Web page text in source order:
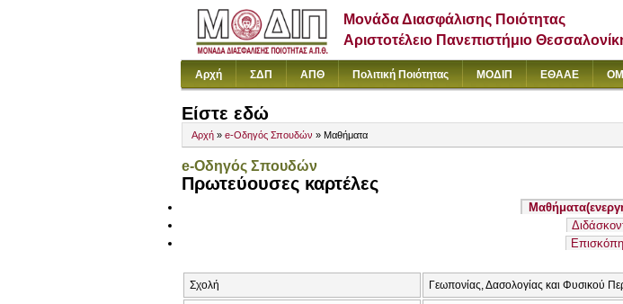
Μονάδα Διασφάλισης Ποιότητας
Αριστοτέλειο Πανεπιστήμιο
Αρχή ΣΔΠ ΑΠΘ Πολιτική Ποιότητας ΜΟΔΙΠ ΕΘΑΑΕ
Είστε εδώ
Αρχή » e-Οδηγός Σπουδών » Μαθήματα
e-Οδηγός Σπουδών
Πρωτεύουσες καρτέλες
Μαθήματα
Σχολή Γεωπονίας, Δασολογίας και Φυσικού